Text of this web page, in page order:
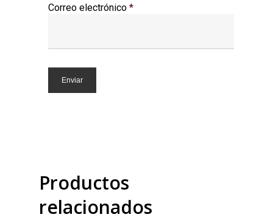
Correo electrónico *
Productos
relacionados